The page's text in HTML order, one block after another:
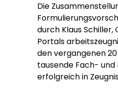
Die
durch Klaus Schiller,
Portals
den vergangenen
tausende Fach-
erfolgreich in